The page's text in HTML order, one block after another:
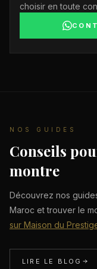
choisir en toute
NOS GUIDES
Conseils
montre
Découvrez nos
Maroc et trouver le
sur Maison du
LIRE LE BLOG